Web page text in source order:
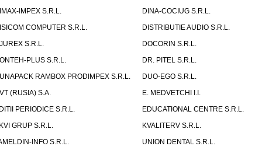
IMPEX S.R.L.
DINA-COCIUG S.R.L.
COMPUTER S.R.L.
DISTRIBUTIE AUDIO S.R.L.
S.R.L.
DOCORIN S.R.L.
PLUS S.R.L.
DR. PITEL S.R.L.
RAMBOX PRODIMPEX S.R.L.
DUO-EGO S.R.L.
(RUSIA) S.A.
E. MEDVETCHI I.I.
PERIODICE S.R.L.
EDUCATIONAL CENTRE S.R.L.
GRUP S.R.L.
KVALITERV S.R.L.
INFO S.R.L.
UNION DENTAL S.R.L.